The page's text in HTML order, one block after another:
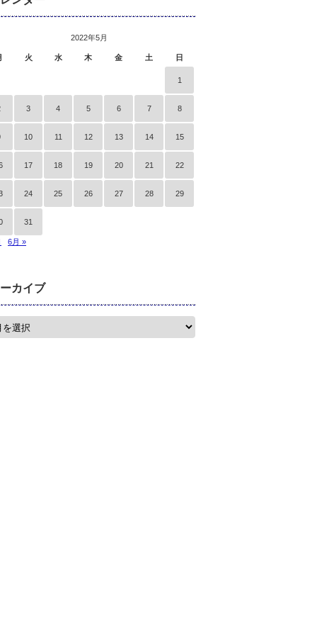
2022年5月
火 水 木 金 土 日
1
3 4 5 6 7 8
10 11 12 13 14 15
17 18 19 20 21 22
24 25 26 27 28 29
31
6月 »
カイブ